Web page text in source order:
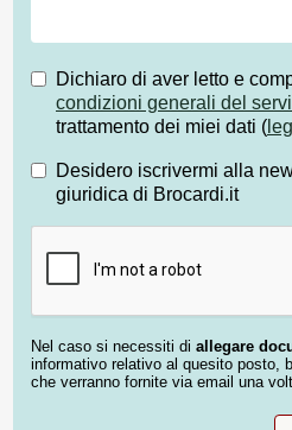
Dichiaro di aver letto e
condizioni generali del
trattamento dei miei dati (
Desidero iscrivermi alla
giuridica di Brocardi.it
Nel caso si necessiti di allegare
informativo relativo al quesito posto,
che verranno fornite via email una